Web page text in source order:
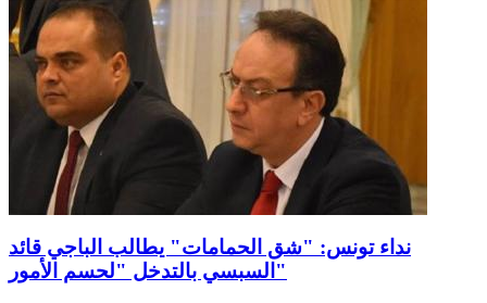
نداء تونس: "شق الحمامات" يطالب الباجي قائد
السبسي بالتدخل "لحسم الأمور"